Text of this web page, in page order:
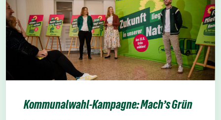
Kommunalwahl-Kampagne: Mach’s Grün